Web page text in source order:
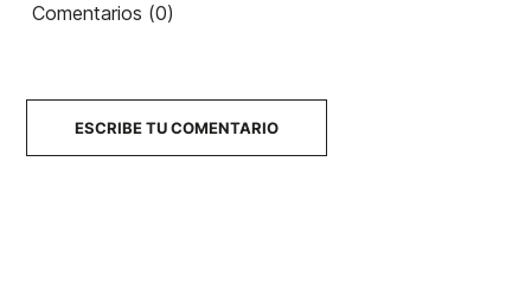
Comentarios (0)
ESCRIBE TU COMENTARIO